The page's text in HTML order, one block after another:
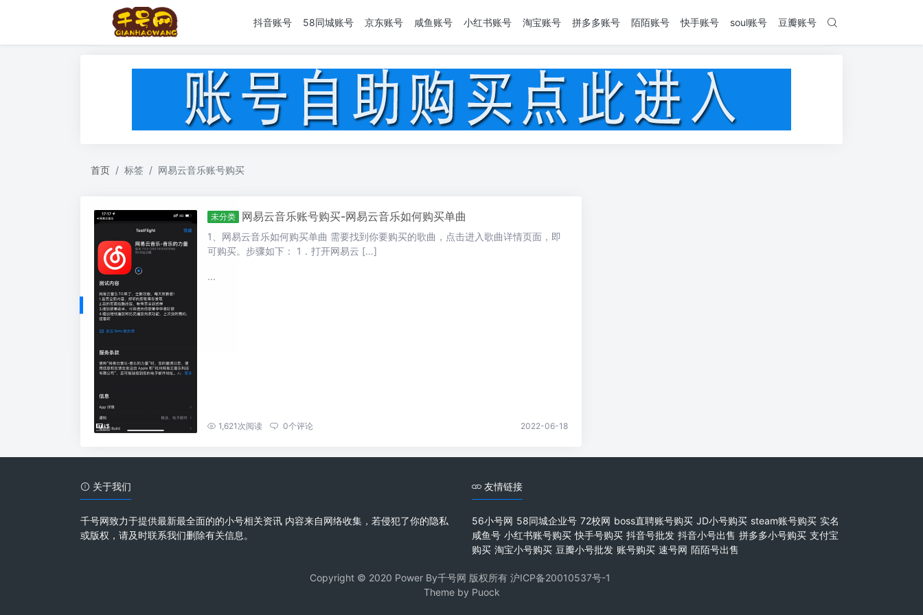
抖音账号 58同城账号 京东账号 咸鱼账号 小红书账号 淘宝账号 拼多多账号 陌陌账号 快手账号 soul账号 豆瓣账号
首页 标签 网易云音乐账号购买
未分类 网易云音乐账号购买-网易云音乐如何购买单曲
1、网易云音乐如何购买单曲 需要找到你要购买的歌曲，点击进入歌曲详情页面，即
可购买。步骤如下： 1．打开网易云 […]
...
1,621 次阅读 0个评论 2022-06-18
关于我们
千号网致力于提供最新最全面的的小号相关资讯 内容来自网络收集，若侵犯了你的隐私
或版权，请及时联系我们删除有关信息。
友情链接
56小号网 58同城企业号 72校网 boss直聘账号购买 JD小号购买 steam账号购买 实名
咸鱼号 小红书账号购买 快手号购买 抖音号批发 抖音小号出售 拼多多小号购买 支付宝
购买 淘宝小号购买 豆瓣小号批发 账号购买 速号网 陌陌号出售
Copyright © 2020 Power By千号网 版权所有 沪ICP备20010537号-1
Theme by Puock